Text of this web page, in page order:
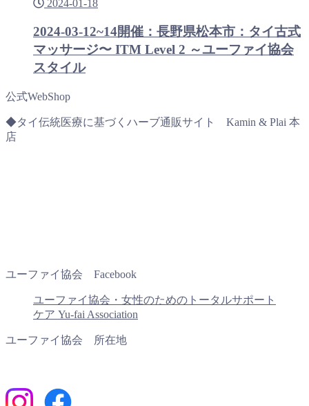
2024-01-18
2024-03-12~14開催：長野県松本市：タイ古式
マッサージ〜 ITM Level 2 ～ユーファイ協会
スタイル
公式WebShop
◆タイ伝統医療に基づくハーブ通販サイト Kamin & Plai 本
店
ユーファイ協会 Facebook
ユーファイ協会・女性のためのトータルサポート
ケア Yu-fai Association
ユーファイ協会 所在地